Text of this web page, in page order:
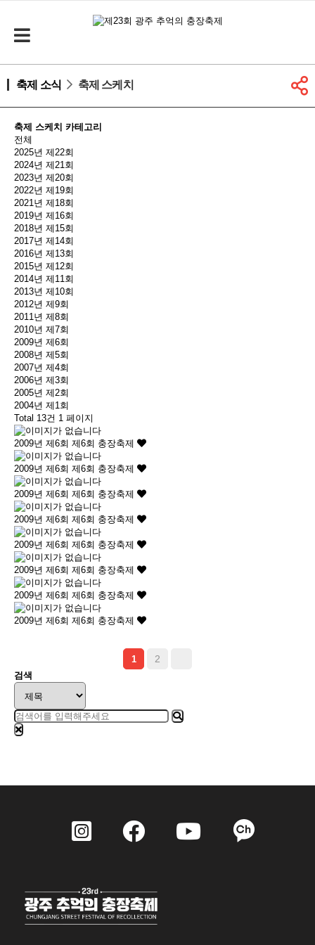
축제 소식 축제 스케치
축제 스케치 카테고리
전체
2025년 제22회
2024년 제21회
2023년 제20회
2022년 제19회
2021년 제18회
2019년 제16회
2018년 제15회
2017년 제14회
2016년 제13회
2015년 제12회
2014년 제11회
2013년 제10회
2012년 제9회
2011년 제8회
2010년 제7회
2009년 제6회
2008년 제5회
2007년 제4회
2006년 제3회
2005년 제2회
2004년 제1회
Total 13건 1 페이지
2009년 제6회 제6회 충장축제
2009년 제6회 제6회 충장축제
2009년 제6회 제6회 충장축제
2009년 제6회 제6회 충장축제
2009년 제6회 제6회 충장축제
2009년 제6회 제6회 충장축제
2009년 제6회 제6회 충장축제
2009년 제6회 제6회 충장축제
1 2
검색